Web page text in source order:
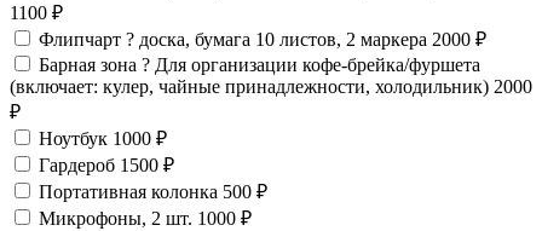
1100 ₽
Флипчарт ? доска, бумага 10 листов, 2 маркера 2000 ₽
Барная зона ? Для организации кофе-брейка/фуршета
(включает: кулер, чайные принадлежности, холодильник) 2000
₽
Ноутбук 1000 ₽
Гардероб 1500 ₽
Портативная колонка 500 ₽
Микрофоны, 2 шт. 1000 ₽